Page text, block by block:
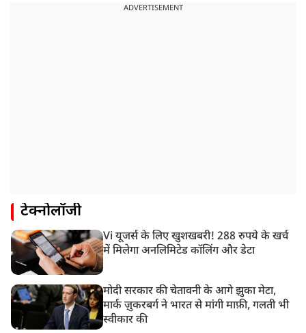
ADVERTISEMENT
टेक्नोलॉजी
Vi यूजर्स के लिए खुशखबरी! 288 रुपये के खर्च
में मिलेगा अनलिमिटेड कॉलिंग और डेटा
मोदी सरकार की चेतावनी के आगे झुका मेटा,
मार्क ज़ुकरबर्ग ने भारत से मांगी माफ़ी, गलती भी
स्वीकार की